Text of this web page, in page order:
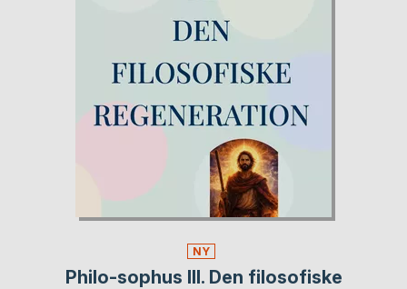
NY
Philo-sophus III. Den filosofiske